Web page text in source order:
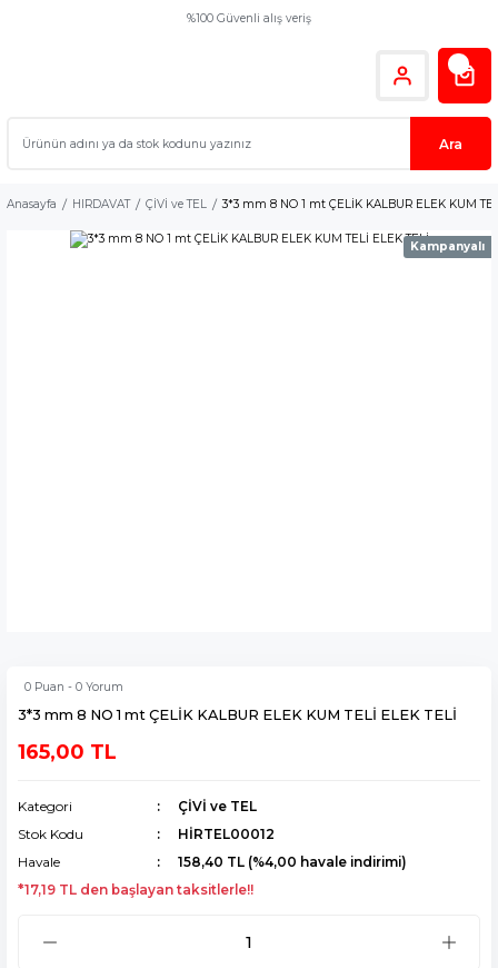
%100 Güvenli alış veriş
Ara
Anasayfa HIRDAVAT ÇİVİ ve TEL 3*3 mm 8 NO 1 mt ÇELİK KALBUR ELEK KUM
Kampanyalı
0 Puan - 0 Yorum
3*3 mm 8 NO 1 mt ÇELİK KALBUR ELEK KUM TELİ ELEK TELİ
165,00 TL
Kategori
ÇİVİ ve TEL
Stok Kodu
HİRTEL00012
Havale
158,40 TL (%4,00 havale indirimi)
*17,19 TL den başlayan taksitlerle!!